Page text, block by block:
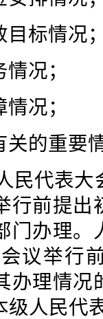
目标情况
况；
况；
关的重要
民代表大
行前提出
门办理。
议举行
办理情况
级人民代